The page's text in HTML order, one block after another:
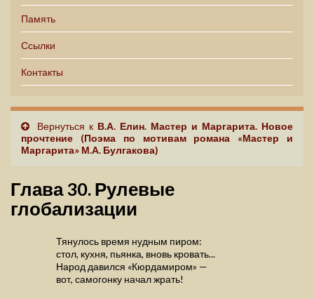
Память
Ссылки
Контакты
Вернуться к В.А. Елин. Мастер и Маргарита. Новое
прочтение (Поэма по мотивам романа «Мастер и
Маргарита» М.А. Булгакова)
Глава 30. Рулевые
глобализации
Тянулось время нудным пиром:
стол, кухня, пьянка, вновь кровать...
Народ давился «Кюрдамиром» —
вот, самогонку начал жрать!